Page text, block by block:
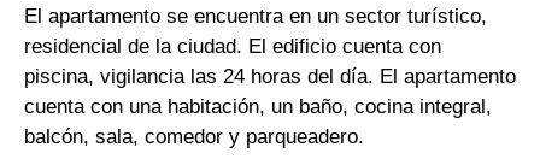
El apartamento se encuentra en un sector turístico,
residencial de la ciudad. El edificio cuenta con
piscina, vigilancia las 24 horas del día. El apartamento
cuenta con una habitación, un baño, cocina integral,
balcón, sala, comedor y parqueadero.